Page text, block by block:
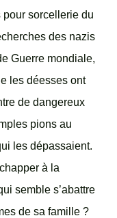
pour sorcellerie du
des nazis
Guerre mondiale,
les déesses ont
de dangereux
pions au
les dépassaient.
à la
semble s’abattre
de sa famille ?